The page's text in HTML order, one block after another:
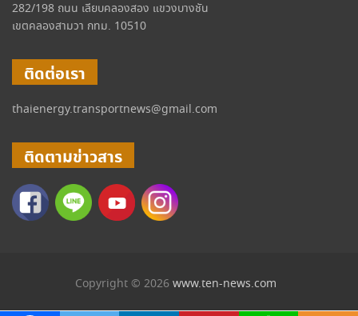
282/198 ถนน เลียบคลองสอง แขวงบางชัน
เขตคลองสามวา กทม. 10510
ติดต่อเรา
thaienergy.transportnews@gmail.com
ติดตามข่าวสาร
Copyright © 2026 www.ten-news.com